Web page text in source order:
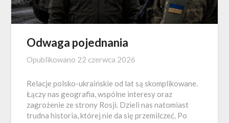
Odwaga pojednania
Opublikowano 22 czerwca 2026
Relacje polsko-ukraińskie od lat są skomplikowane.
Łączy nas geografia, wspólne interesy oraz
zagrożenie ze strony Rosji. Dzieli nas natomiast
trudna historia, której nie da się przemilczeć. Po